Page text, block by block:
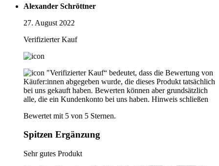
Alexander Schröttner
27. August 2022
Verifizierter Kauf
"Verifizierter Kauf“ bedeutet, dass die Bewertung von
Käufer:innen abgegeben wurde, die dieses Produkt tatsächlich
bei uns gekauft haben. Bewerten können aber grundsätzlich
alle, die ein Kundenkonto bei uns haben. Hinweis schließen
Bewertet mit 5 von 5 Sternen.
Spitzen Ergänzung
Sehr gutes Produkt